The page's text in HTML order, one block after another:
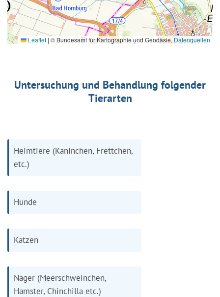
Leaflet | © Bundesamt für Kartographie und Geodäsie, Datenquellen
Untersuchung und Behandlung folgender
Tierarten
Heimtiere (Kaninchen, Frettchen,
etc.)
Hunde
Katzen
Nager (Meerschweinchen,
Hamster, Chinchilla etc.)